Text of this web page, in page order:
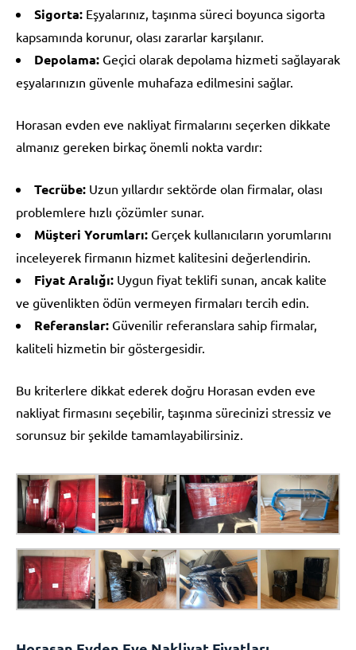
Sigorta: Eşyalarınız, taşınma süreci boyunca sigorta
kapsamında korunur, olası zararlar karşılanır.
Depolama: Geçici olarak depolama hizmeti sağlayarak
eşyalarınızın güvenle muhafaza edilmesini sağlar.
Horasan evden eve nakliyat firmalarını seçerken dikkate
almanız gereken birkaç önemli nokta vardır:
Tecrübe: Uzun yıllardır sektörde olan firmalar, olası
problemlere hızlı çözümler sunar.
Müşteri Yorumları: Gerçek kullanıcıların yorumlarını
inceleyerek firmanın hizmet kalitesini değerlendirin.
Fiyat Aralığı: Uygun fiyat teklifi sunan, ancak kalite
ve güvenlikten ödün vermeyen firmaları tercih edin.
Referanslar: Güvenilir referanslara sahip firmalar,
kaliteli hizmetin bir göstergesidir.
Bu kriterlere dikkat ederek doğru Horasan evden eve
nakliyat firmasını seçebilir, taşınma sürecinizi stressiz ve
sorunsuz bir şekilde tamamlayabilirsiniz.